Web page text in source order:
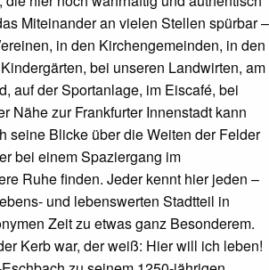
Miteinander an vielen Stellen spürbar –
in den Kirchengemeinden, in den
bei unseren Landwirten, am
auf der Sportanlage, im Eiscafé, bei
Nähe zur Frankfurter Innenstadt kann
seine Blicke über die Weiten der Felder
bei einem Spaziergang im
Ruhe finden. Jeder kennt hier jeden –
und lebenswerten Stadtteil in
Zeit zu etwas ganz Besonderem.
Kerb war, der weiß: Hier will ich leben!